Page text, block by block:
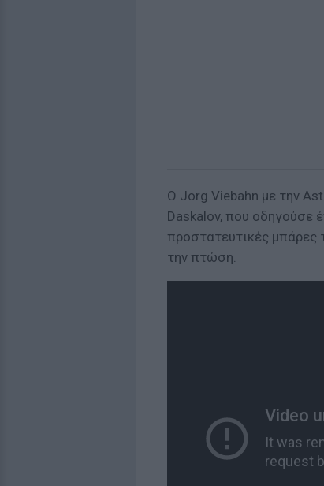
Ο Jorg Viebahn με την
Daskalov, που οδηγούσε
προστατευτικές μπάρες
την πτώση.